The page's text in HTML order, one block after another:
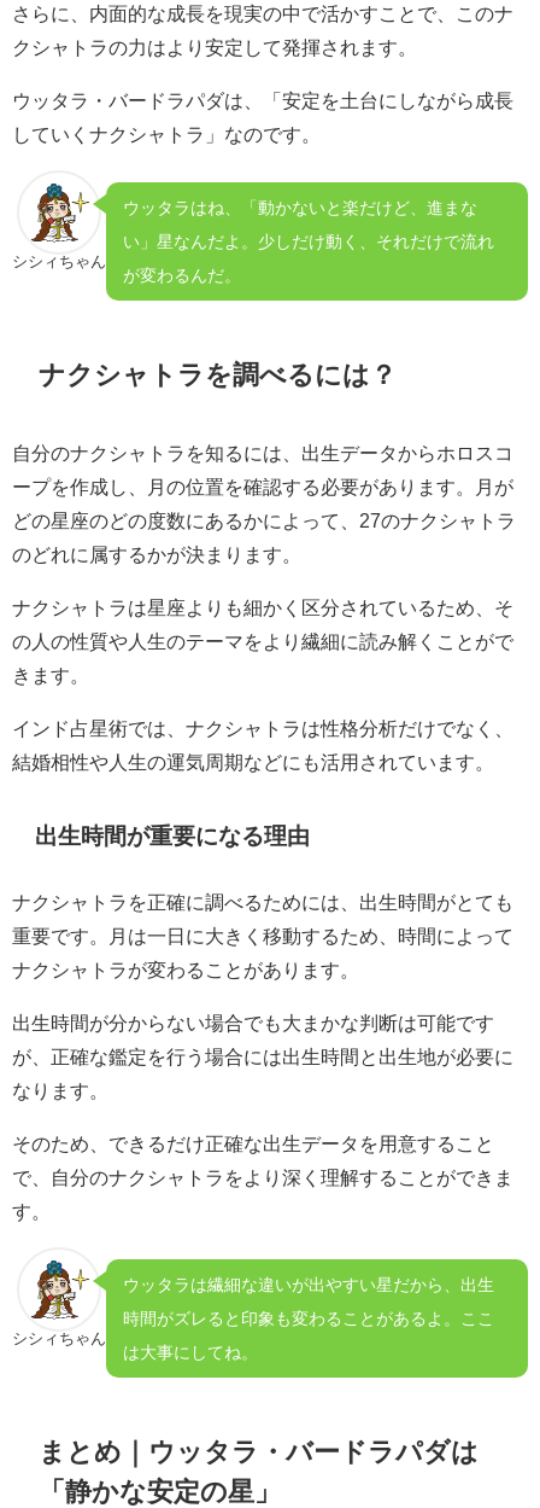
さらに、内面的な成長を現実の中で活かすことで、このナ
クシャトラの力はより安定して発揮されます。
ウッタラ・バードラパダは、「安定を土台にしながら成長
していくナクシャトラ」なのです。
シシィちゃん
ウッタラはね、「動かないと楽だけど、進まな
い」星なんだよ。少しだけ動く、それだけで流れ
が変わるんだ。
ナクシャトラを調べるには？
自分のナクシャトラを知るには、出生データからホロスコ
ープを作成し、月の位置を確認する必要があります。月が
どの星座のどの度数にあるかによって、27のナクシャトラ
のどれに属するかが決まります。
ナクシャトラは星座よりも細かく区分されているため、そ
の人の性質や人生のテーマをより繊細に読み解くことがで
きます。
インド占星術では、ナクシャトラは性格分析だけでなく、
結婚相性や人生の運気周期などにも活用されています。
出生時間が重要になる理由
ナクシャトラを正確に調べるためには、出生時間がとても
重要です。月は一日に大きく移動するため、時間によって
ナクシャトラが変わることがあります。
出生時間が分からない場合でも大まかな判断は可能です
が、正確な鑑定を行う場合には出生時間と出生地が必要に
なります。
そのため、できるだけ正確な出生データを用意すること
で、自分のナクシャトラをより深く理解することができま
す。
シシィちゃん
ウッタラは繊細な違いが出やすい星だから、出生
時間がズレると印象も変わることがあるよ。ここ
は大事にしてね。
まとめ｜ウッタラ・バードラパダは
「静かな安定の星」